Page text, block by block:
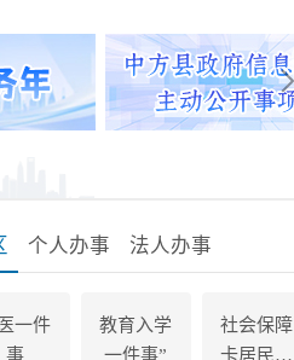
个人办事 法人办事
一件
事
教育入学
一件事”
社会保障
卡居民服